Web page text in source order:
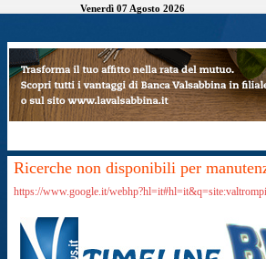
Venerdì 07 Agosto 2026
Ricerche non disponibili per
https://www.google.it/